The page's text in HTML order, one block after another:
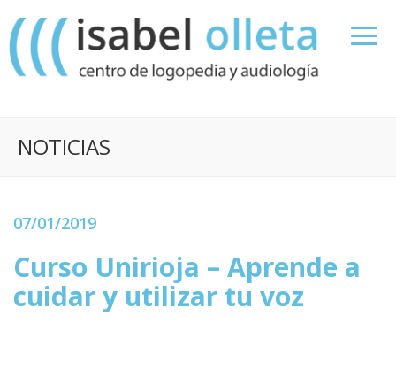
NOTICIAS
07/01/2019
Curso Unirioja – Aprende a
cuidar y utilizar tu voz